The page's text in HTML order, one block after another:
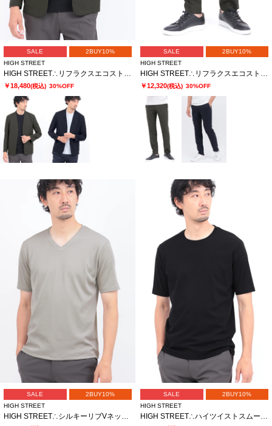
SALE
2BUY10%
HIGH STREET
HIGH STREET∴リフラクスエコストレッチノーカラージャケット
￥18,480(税込) 30%OFF
SALE
2BUY10%
HIGH STREET
HIGH STREET∴リフラクスエコストレッチイージーパンツ
￥12,320(税込) 30%OFF
SALE
2BUY10%
HIGH STREET
HIGH STREET∴シルキーリブVネック半袖カットソー
SALE
2BUY10%
HIGH STREET
HIGH STREET∴ハイツイストスムースクルーネック半袖カットソー